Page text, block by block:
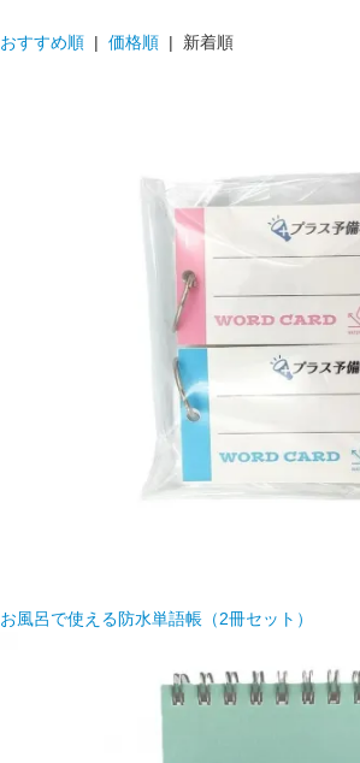
おすすめ順 | 価格順 | 新着順
お風呂で使える防水単語帳（2冊セット）